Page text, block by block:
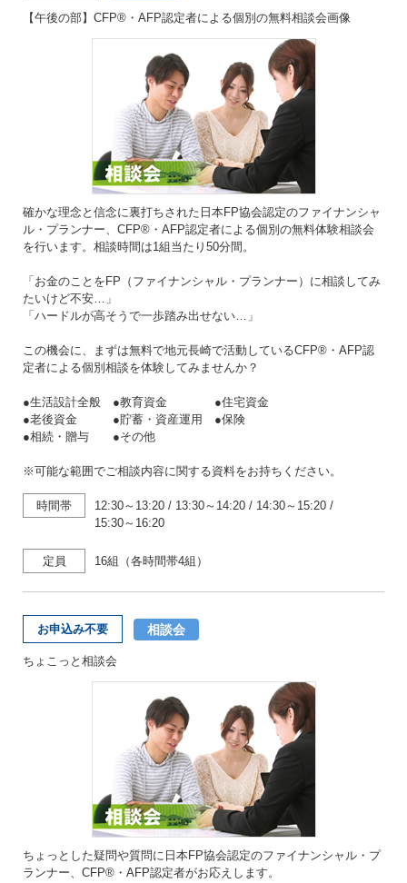
【午後の部】CFP®・AFP認定者による個別の無料相談会画像
確かな理念と信念に裏打ちされた日本FP協会認定のファイナンシャ
ル・プランナー、CFP®・AFP認定者による個別の無料体験相談会
を行います。相談時間は1組当たり50分間。
「お金のことをFP（ファイナンシャル・プランナー）に相談してみ
たいけど不安…」
「ハードルが高そうで一歩踏み出せない…」
この機会に、まずは無料で地元長崎で活動しているCFP®・AFP認
定者による個別相談を体験してみませんか？
●生活設計全般 ●教育資金 ●住宅資金
●老後資金 ●貯蓄・資産運用 ●保険
●相続・贈与 ●その他
※可能な範囲でご相談内容に関する資料をお持ちください。
時間帯 12:30～13:20 / 13:30～14:20 / 14:30～15:20 /
15:30～16:20
定員 16組（各時間帯4組）
お申込み不要 相談会
ちょこっと相談会
ちょっとした疑問や質問に日本FP協会認定のファイナンシャル・プ
ランナー、CFP®・AFP認定者がお応えします。